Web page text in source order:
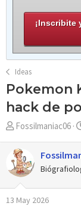
¡Inscribite
Ideas
Pokemon
hack de
A
t
o
r
Fossilmaniac06
13 May 2026